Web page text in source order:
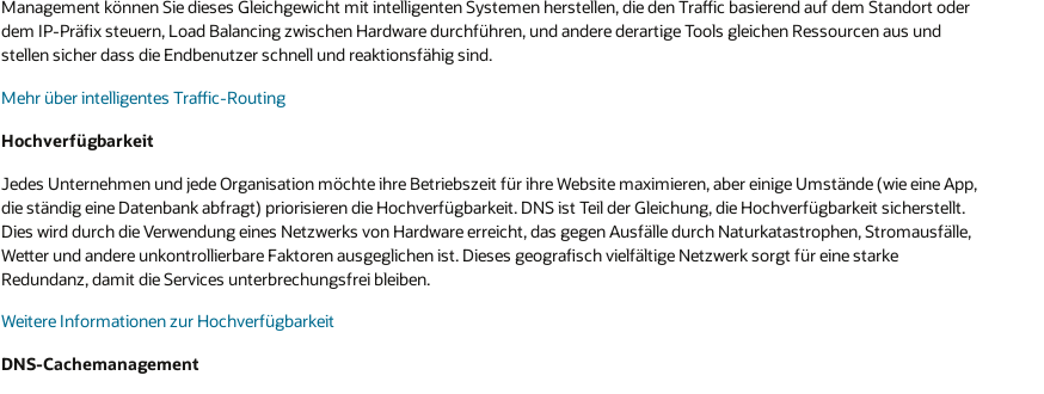
Management können Sie dieses Gleichgewicht mit intelligenten Systemen herstellen, die den Traffic basierend auf dem Standort oder
dem IP-Präfix steuern, Load Balancing zwischen Hardware durchführen, und andere derartige Tools gleichen Ressourcen aus und
stellen sicher dass die Endbenutzer schnell und reaktionsfähig sind.
Mehr über intelligentes Traffic-Routing
Hochverfügbarkeit
Jedes Unternehmen und jede Organisation möchte ihre Betriebszeit für ihre Website maximieren, aber einige Umstände (wie eine App,
die ständig eine Datenbank abfragt) priorisieren die Hochverfügbarkeit. DNS ist Teil der Gleichung, die Hochverfügbarkeit sicherstellt.
Dies wird durch die Verwendung eines Netzwerks von Hardware erreicht, das gegen Ausfälle durch Naturkatastrophen, Stromausfälle,
Wetter und andere unkontrollierbare Faktoren ausgeglichen ist. Dieses geografisch vielfältige Netzwerk sorgt für eine starke
Redundanz, damit die Services unterbrechungsfrei bleiben.
Weitere Informationen zur Hochverfügbarkeit
DNS-Cachemanagement